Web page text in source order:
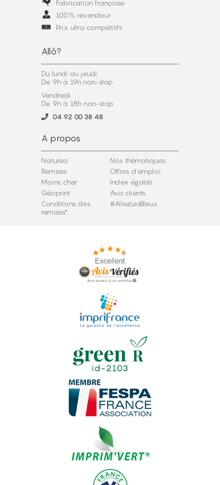
Fabrication française
100% revendeur
Prix ultra compétitifs
Allô?
Du lundi au jeudi
De 9h à 19h non-stop
Vendredi
De 9h à 18h non-stop
04 92 00 38 48
A propos
Naturea
Remises
Moins cher
Géoprint
Conditions des
remises*
Nos thématiques
Offres d'emploi
Index égalité
Avis clients
#AllezLesBleus